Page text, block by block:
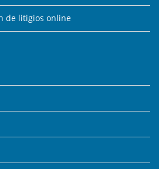
de litigios online